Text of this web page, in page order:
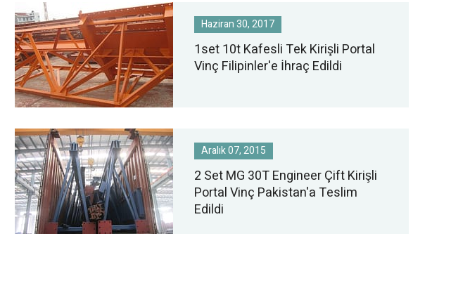
Haziran 30, 2017
1set 10t Kafesli Tek Kirişli Portal
Vinç Filipinler'e İhraç Edildi
Aralık 07, 2015
2 Set MG 30T Engineer Çift Kirişli
Portal Vinç Pakistan'a Teslim
Edildi